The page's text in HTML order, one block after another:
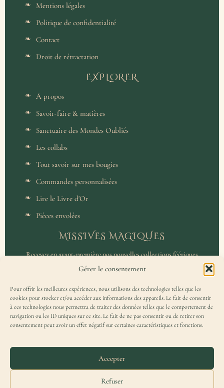
Gérer le consentement
Pour offrir les meilleures expériences, nous utilisons des technologies telles que les
cookies pour stocker et/ou accéder aux informations des appareils. Le fait de consentir
à ces technologies nous permettra de traiter des données telles que le comportement de
navigation ou les ID uniques sur ce site. Le fait de ne pas consentir ou de retirer son
consentement peut avoir un effet négatif sur certaines caractéristiques et fonctions.
Accepter
Refuser
Mentions légales
Politique de confidentialité
Contact
Droit de rétractation
EXPLORER
À propos
Savoir-faire & matières
Sanctuaire des Mondes Oubliés
Les collabs
Tout savoir sur mes bougies
Commandes personnalisées
Lire le Livre d'Or
Pièces envolées
MISSIVES MAGIQUES
Recevez en avant-première nos nouvelles collections féériques
et un accès privilégié aux coulisses de l'atelier.
J'accepte de recevoir la Missive Magique et j'ai lu lapolitique de